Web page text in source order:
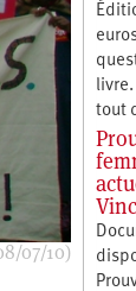
07/10)
livre.
tout